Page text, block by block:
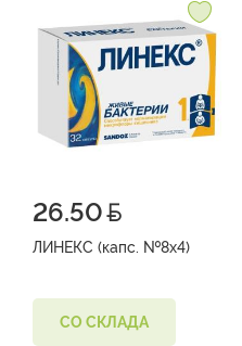
26.50
ЛИНЕКС (капс. №8х4)
СО СКЛАДА